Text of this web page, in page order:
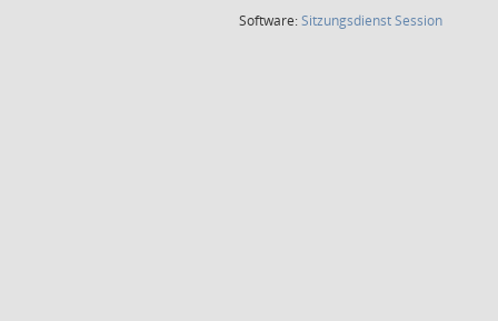
Software:SitzungsdienstSession(Wird in